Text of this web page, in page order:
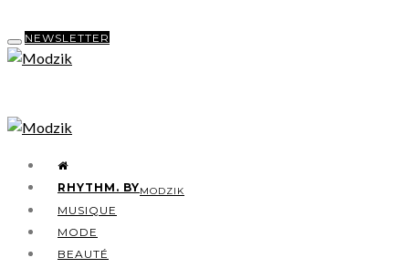
NEWSLETTER
RHYTHM. BYMODZIK
MUSIQUE
MODE
BEAUTÉ